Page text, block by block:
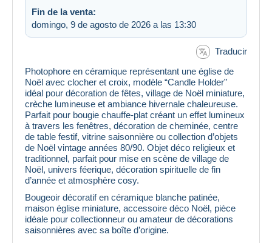
Fin de la venta:
domingo, 9 de agosto de 2026 a las 13:30
Traducir
Photophore en céramique représentant une église de
Noël avec clocher et croix, modèle “Candle Holder”
idéal pour décoration de fêtes, village de Noël miniature,
crèche lumineuse et ambiance hivernale chaleureuse.
Parfait pour bougie chauffe-plat créant un effet lumineux
à travers les fenêtres, décoration de cheminée, centre
de table festif, vitrine saisonnière ou collection d’objets
de Noël vintage années 80/90. Objet déco religieux et
traditionnel, parfait pour mise en scène de village de
Noël, univers féerique, décoration spirituelle de fin
d’année et atmosphère cosy.
Bougeoir décoratif en céramique blanche patinée,
maison église miniature, accessoire déco Noël, pièce
idéale pour collectionneur ou amateur de décorations
saisonnières avec sa boîte d’origine.